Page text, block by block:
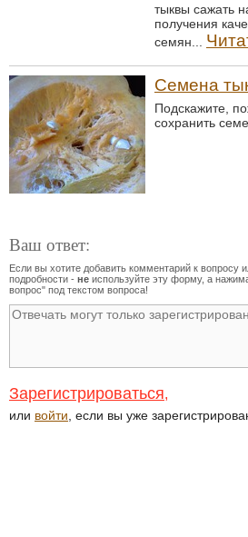
тыквы сажать
получения
семян...
Семена
Подскажите,
сохранить
Ваш ответ:
Если вы хотите добавить комментарий к вопросу
подробности - не используйте эту форму, а
вопрос" под текстом вопроса!
Зарегистрироваться,
или войти , если вы уже